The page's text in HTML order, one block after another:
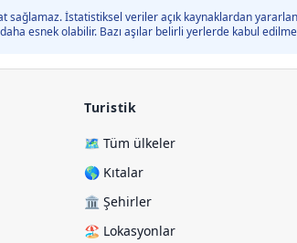
sağlamaz. İstatistiksel veriler açık kaynaklardan
daha esnek olabilir. Bazı aşılar belirli yerlerde kabul
Turistik
🗺️ Tüm ülkeler
🌎 Kıtalar
🏛️ Şehirler
🏖️ Lokasyonlar